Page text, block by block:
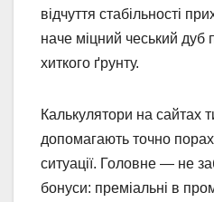
відчуття стабільності
наче міцний чеський дуб
хиткого ґрунту.
Калькулятори на сайтах
допомагають точно
ситуації. Головне — не
бонуси: преміальні в